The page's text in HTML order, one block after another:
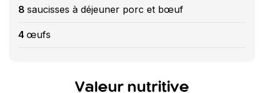
8 saucisses à déjeuner porc et bœuf
4 œufs
Valeur nutritive